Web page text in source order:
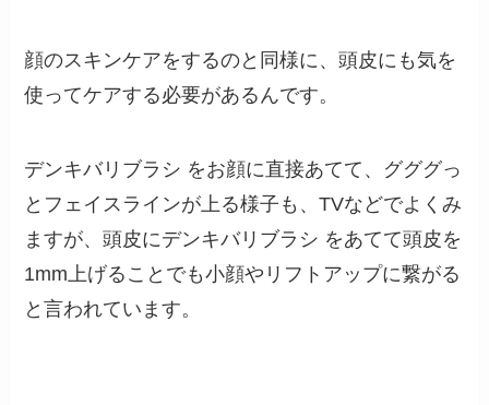
顔のスキンケアをするのと同様に、頭皮にも気を
使ってケアする必要があるんです。
デンキバリブラシ をお顔に直接あてて、グググっ
とフェイスラインが上る様子も、TVなどでよくみ
ますが、頭皮にデンキバリブラシ をあてて頭皮を
1mm上げることでも小顔やリフトアップに繋がる
と言われています。